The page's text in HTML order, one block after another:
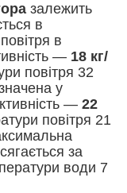
залежить
в
в
— 18 кг/
повітря 32
у
— 22
повітря 21
за
води 7